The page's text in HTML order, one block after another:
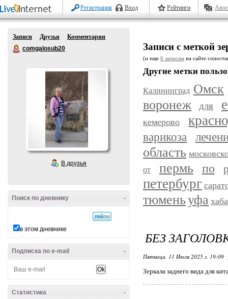
Регистрация Вход Рейтинги
Записи Друзья
Комментарии
comgalosub20
В друзья
-
Поиск по дневнику
в этом дневнике
-
Подписка по e-mail
-
Статистика
Записи с меткой
(и еще 6 записям на сайте
Другие метки
Калининград Омск
воронеж для
кемерово
варикоза
область
от пермь по
петербург
тюменьуфа
БЕЗ
Пятница, 11 Июля 2025 г. 19:09
Зеркала заднего вида для